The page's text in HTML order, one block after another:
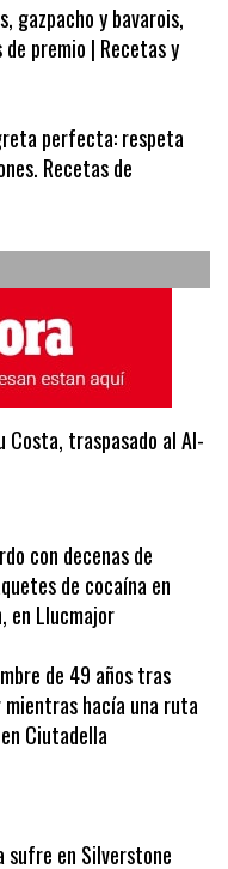
gazpacho y bavarois,
premio | Recetas y
perfecta: respeta
Recetas de
Costa, traspasado al Al-
con decenas de
de cocaína en
en Llucmajor
de 49 años tras
mientras hacía una ruta
Ciutadella
sufre en Silverstone